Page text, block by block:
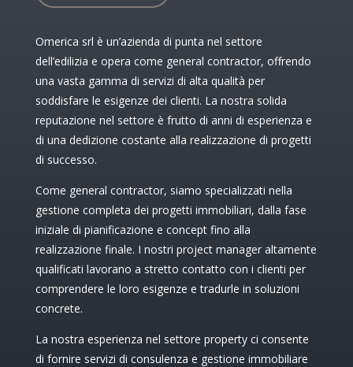
Omerica srl è un’azienda di punta nel settore
dell’edilizia e opera come general contractor, offrendo
una vasta gamma di servizi di alta qualità per
soddisfare le esigenze dei clienti. La nostra solida
reputazione nel settore è frutto di anni di esperienza e
di una dedizione costante alla realizzazione di progetti
di successo.
Come general contractor, siamo specializzati nella
gestione completa dei progetti immobiliari, dalla fase
iniziale di pianificazione e concept fino alla
realizzazione finale. I nostri project manager altamente
qualificati lavorano a stretto contatto con i clienti per
comprendere le loro esigenze e tradurle in soluzioni
concrete.
La nostra esperienza nel settore property ci consente
di fornire servizi di consulenza e gestione immobiliare